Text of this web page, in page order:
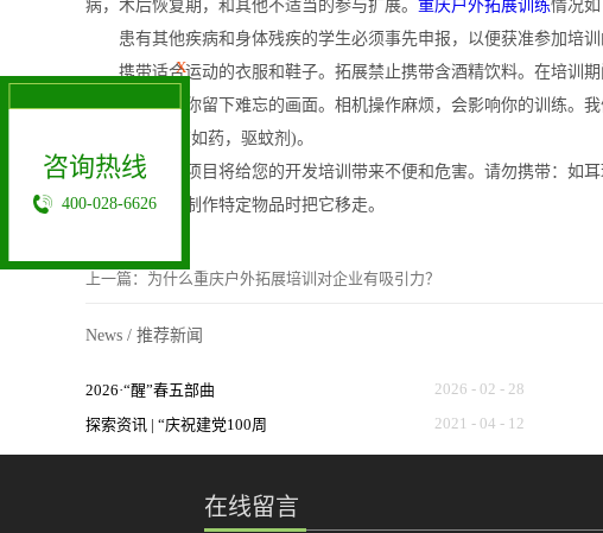
病，术后恢复期，和其他不适当的参与扩展。 重庆户外拓展训练情况如
患有其他疾病和身体残疾的学生必须事先申报，以便获准参加培训
携带适合运动的衣服和鞋子。拓展禁止携带含酒精饮料。在培训期
相机会给你留下难忘的画面。相机操作麻烦，会影响你的训练。我
备不时之需。(如药，驱蚊剂)。
重庆拓展项目将给您的开发培训带来不便和危害。请勿携带：如耳
眼镜绳，并在制作特定物品时把它移走。
上一篇： 为什么重庆户外拓展培训对企业有吸引力？
News / 推荐新闻
2026·“醒”春五部曲 2026 - 02 - 28
探索资讯 | “庆祝建党100周
年”相关logo及文字使用注意
2021 - 04 - 12
在线留言
X
咨询热线
400-028-6626